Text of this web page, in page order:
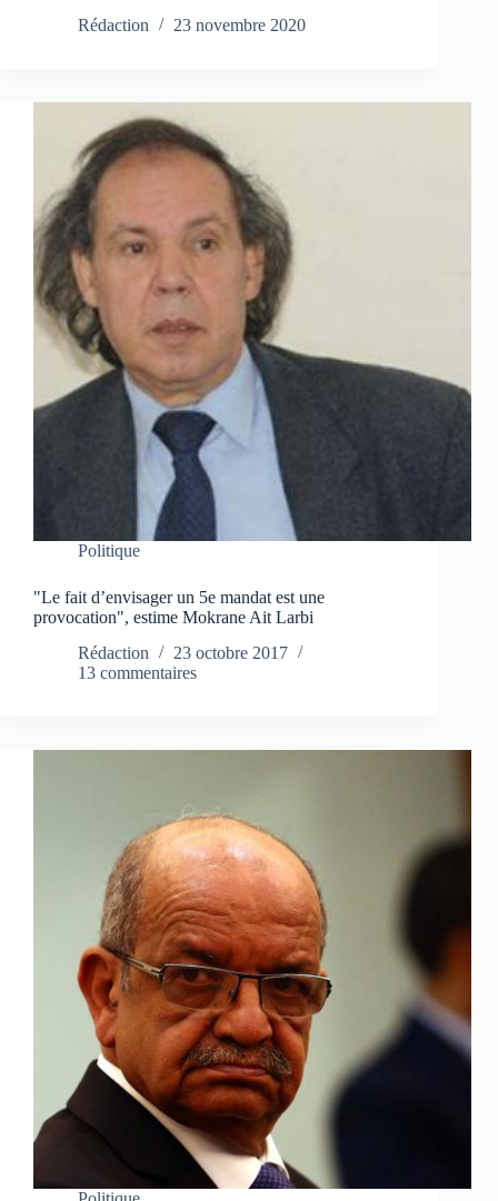
Rédaction
23 novembre 2020
Politique
"Le fait d’envisager un 5e mandat est une
provocation", estime Mokrane Ait Larbi
Rédaction
23 octobre 2017
13 commentaires